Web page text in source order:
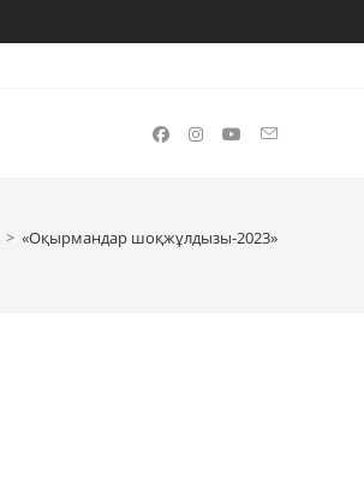
> «Оқырмандар шоқжұлдызы-2023»